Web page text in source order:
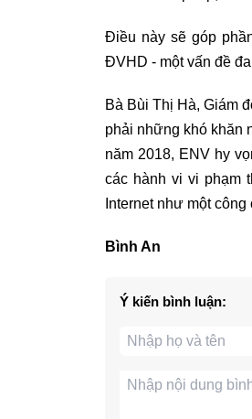
Điều này sẽ góp
ĐVHD - một vấn đề
Bà Bùi Thị Hà, Giám
phải những khó khăn
năm 2018, ENV hy
các hành vi vi phạm
Internet như một
Bình An
Ý kiến bình luận: